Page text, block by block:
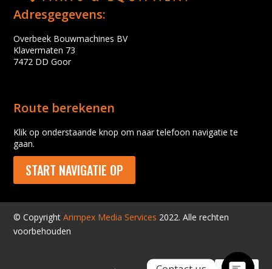
Adresgegevens:
Overbeek Bouwmachines BV
Klavermaten 73
7472 DD Goor
Route berekenen
Klik op onderstaande knop om naar telefoon navigatie te
gaan.
START NAVIGATIE OP
© CopyrightArimpex Media Services 2022. Alle rechten
voorbehouden